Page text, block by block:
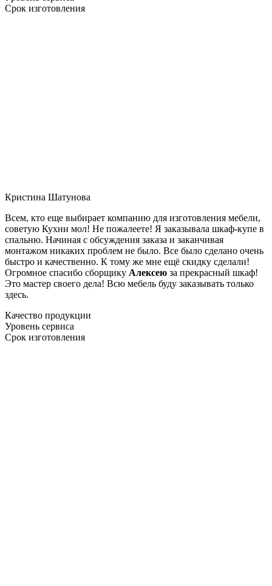
Срок изготовления
Кристина Шатунова
Всем, кто еще выбирает компанию для изготовления мебели,
советую Кухни мол! Не пожалеете! Я заказывала шкаф-купе в
спальню. Начиная с обсуждения заказа и заканчивая
монтажом никаких проблем не было. Все было сделано очень
быстро и качественно. К тому же мне ещё скидку сделали!
Огромное спасибо сборщику Алексею за прекрасный шкаф!
Это мастер своего дела! Всю мебель буду заказывать только
здесь.
Качество продукции
Уровень сервиса
Срок изготовления